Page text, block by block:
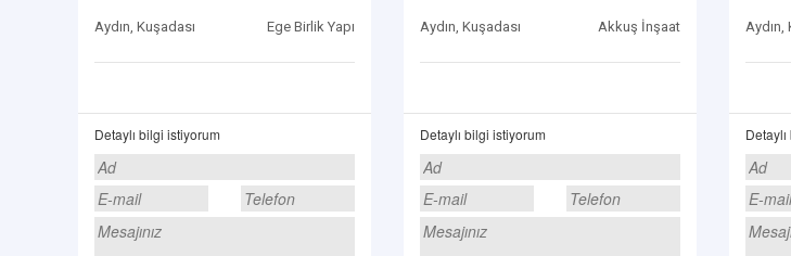
Aydın, Kuşadası Ege Birlik Yapı
Detaylı bilgi istiyorum
Aydın, Kuşadası Akkuş İnşaat
Detaylı bilgi istiyorum
Aydın,